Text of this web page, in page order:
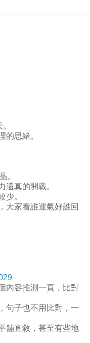
的思緒。
。
還真的開戰。
少。
大家看誰運氣好誰回
內容推測一頁，比對
句子也不用比對，一
舖直敘，甚至有些地